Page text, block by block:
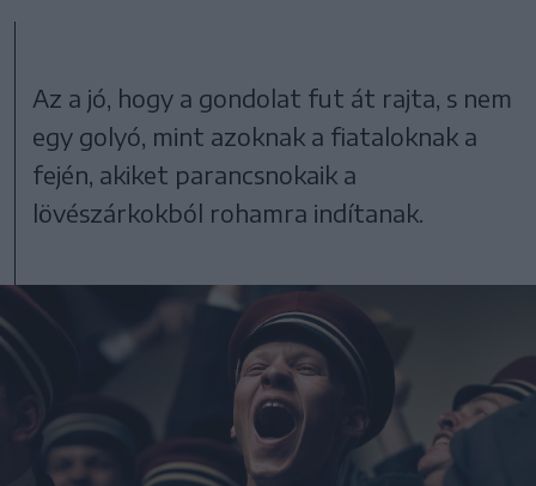
Az a jó, hogy a gondolat fut át rajta, s nem
egy golyó, mint azoknak a fiataloknak a
fején, akiket parancsnokaik a
lövészárkokból rohamra indítanak.